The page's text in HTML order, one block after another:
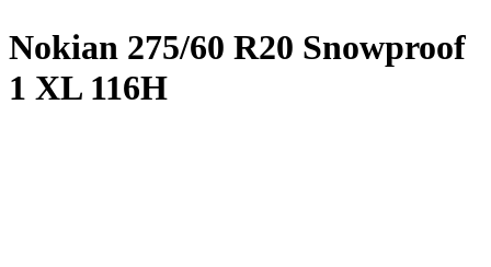
Nokian 275/60 R20 Snowproof
1 XL 116H